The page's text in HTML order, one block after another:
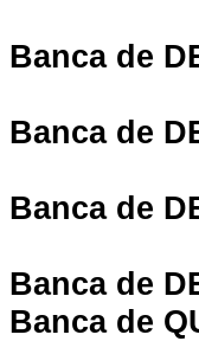
Banca de
Banca de
Banca de
Banca de
Banca de